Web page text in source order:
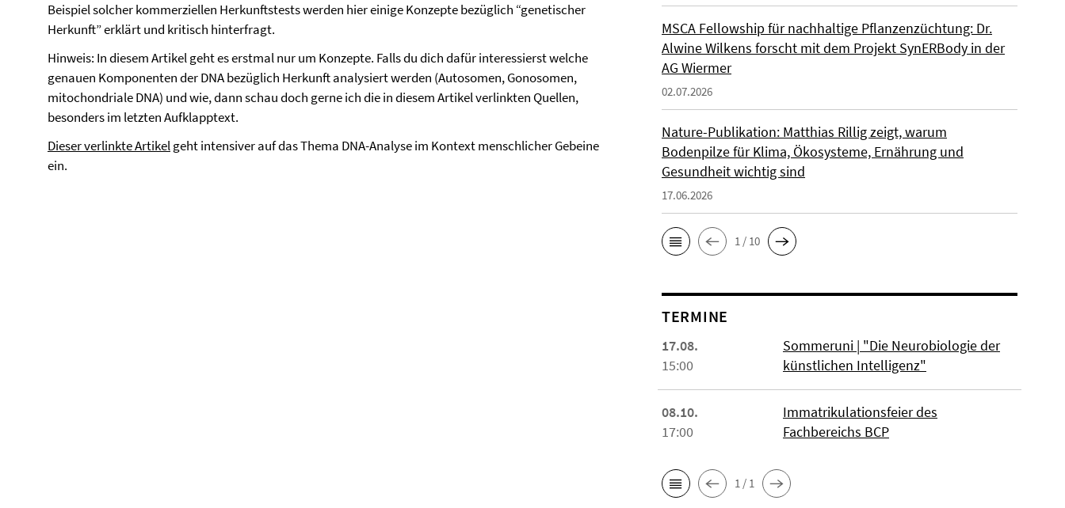
Beispiel solcher kommerziellen Herkunftstests werden hier einige Konzepte bezüglich “genetischer
Herkunft” erklärt und kritisch hinterfragt.
Hinweis: In diesem Artikel geht es erstmal nur um Konzepte. Falls du dich dafür interessierst welche
genauen Komponenten der DNA bezüglich Herkunft analysiert werden (Autosomen, Gonosomen,
mitochondriale DNA) und wie, dann schau doch gerne ich die in diesem Artikel verlinkten Quellen,
besonders im letzten Aufklapptext.
Dieser verlinkte Artikelgeht intensiver auf das Thema DNA-Analyse im Kontext menschlicher Gebeine
ein.
MSCA Fellowship für nachhaltige Pflanzenzüchtung: Dr.
Alwine Wilkens forscht mit dem Projekt SynERBody in der
AG Wiermer
02.07.2026
Nature-Publikation: Matthias Rillig zeigt, warum
Bodenpilze für Klima, Ökosysteme, Ernährung und
Gesundheit wichtig sind
17.06.2026
1 / 10
TERMINE
17.08.
15:00
Sommeruni | "Die Neurobiologie der
künstlichen Intelligenz"
08.10.
17:00
Immatrikulationsfeier des
Fachbereichs BCP
1 / 1